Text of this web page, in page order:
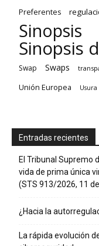
Preferentes
Sinopsis
Sinopsis
Swap Swaps
Unión Europea Usura
Entradas recientes
El Tribunal Supremo
vida de prima única
(STS 913/2026, 11
¿Hacia la
La rápida evolución